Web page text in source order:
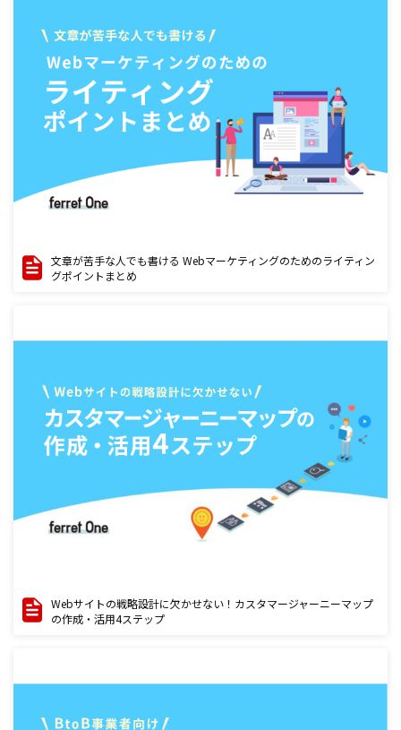
文章が苦手な人でも書ける Webマーケティングのためのライティン
グポイントまとめ
Webサイトの戦略設計に欠かせない！カスタマージャーニーマップ
の作成・活用4ステップ